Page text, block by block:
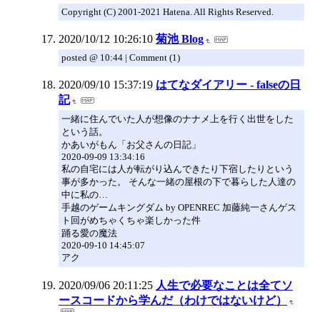
Copyright (C) 2001-2021 Hatena. All Rights Reserved.
2020/10/12 10:26:10 菊池 Blog
posted @ 10:44 | Comment (1)
2020/09/10 15:37:19 はてなダイアリー - falseの日
記
一緒に住んでいた人が想像のナナメ上を行く出世をした
という話。
かあいがもん「お父さんの日記」
2020-09-09 13:34:16
私の自宅には人が転がり込んできたり下宿したりという
事が多かった。 そんな一緒の屋根の下で暮らした人達の
中に私の…
手越のゲームキングダム by OPENREC 加藤純一さんゲス
ト回がめちゃくちゃ楽しかった件
踊る愛の魔法
2020-09-10 14:45:07
アク
2020/09/06 20:11:25 人生で必要なことは全てソ
ースコードから学んだ（わけではないけど）